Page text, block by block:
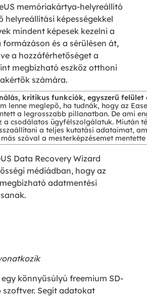
memóriakártya-helyreállító
helyreállítási képességekkel
mindent képesek kezelni a
és a sérülésen át,
a hozzáférhetőséget a
megbízható eszköz otthoni
számára.
kritikus funkciók, egyszerű felület
lenne meglepő, ha tudnák, hogy az
a legrosszabb pillanatban. De ami
a csodálatos ügyfélszolgálatuk. Miután
a teljes kutatási adataimat,
szóval a mesterképzésemet
Data Recovery Wizard
médiádban, hogy az
adatmentési
egy könnyűsúlyú freemium SD-
Segít adatokat